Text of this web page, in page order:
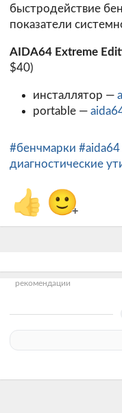
быстродействие
показатели
AIDA64 Extreme
$40)
инсталлятор —
portable —
#бенчмарки #aida64
диагностические
👍 🙂
+
рекомендации